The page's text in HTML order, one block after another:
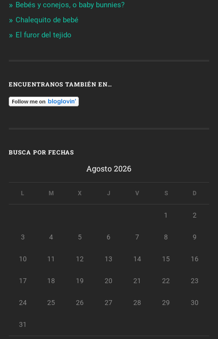
Bebés y conejos, o baby bunnies?
Chalequito de bebé
El furor del tejido
ENCUENTRANOS TAMBIÉN EN…
BUSCA POR FECHAS
Agosto 2026
L M X J V S D
1 2
3 4 5 6 7 8 9
10 11 12 13 14 15 16
17 18 19 20 21 22 23
24 25 26 27 28 29 30
31